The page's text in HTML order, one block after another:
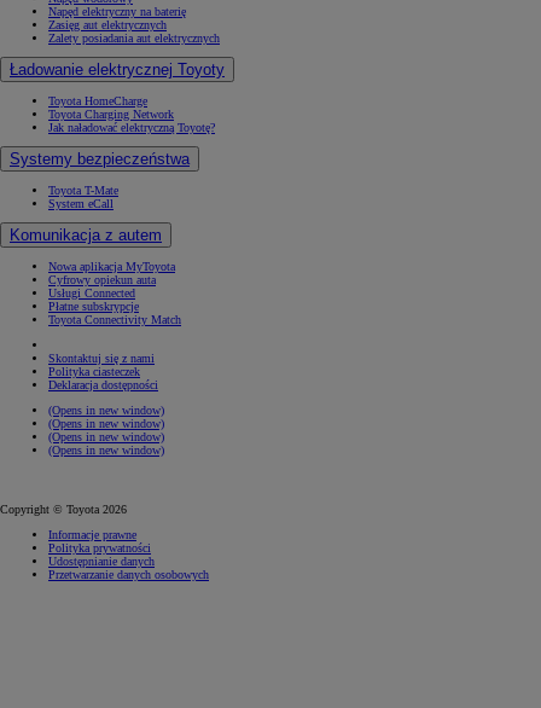
Napęd elektryczny na baterię
Zasięg aut elektrycznych
Zalety posiadania aut elektrycznych
Ładowanie elektrycznej Toyoty
Toyota HomeCharge
Toyota Charging Network
Jak naładować elektryczną Toyotę?
Systemy bezpieczeństwa
Toyota T-Mate
System eCall
Komunikacja z autem
Nowa aplikacja MyToyota
Cyfrowy opiekun auta
Usługi Connected
Płatne subskrypcje
Toyota Connectivity Match
Skontaktuj się z nami
Polityka ciasteczek
Deklaracja dostępności
(Opens in new window)
(Opens in new window)
(Opens in new window)
(Opens in new window)
Copyright © Toyota 2026
Informacje prawne
Polityka prywatności
Udostępnianie danych
Przetwarzanie danych osobowych